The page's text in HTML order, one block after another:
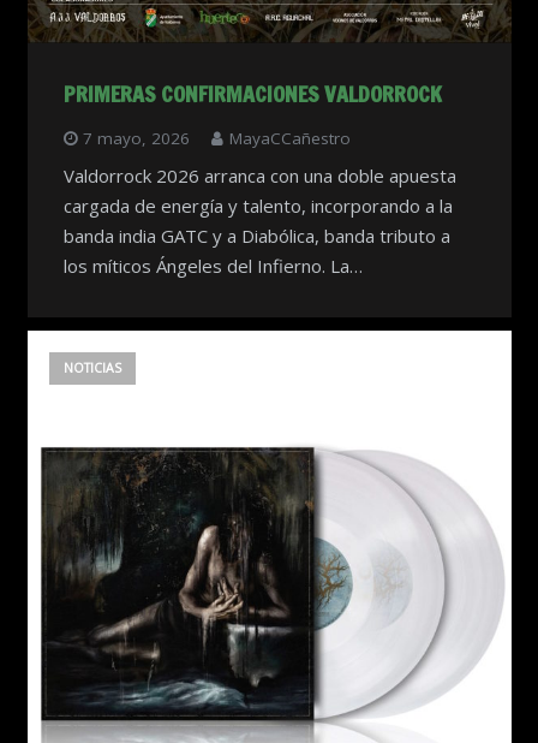
PRIMERAS CONFIRMACIONES VALDORROCK
7 mayo, 2026 MayaCCañestro
Valdorrock 2026 arranca con una doble apuesta
cargada de energía y talento, incorporando a la
banda india GATC y a Diabólica, banda tributo a
los míticos Ángeles del Infierno. La…
NOTICIAS